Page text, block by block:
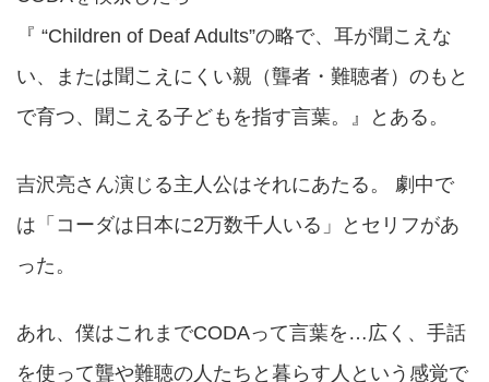
『 “Children of Deaf Adults”の略で、耳が聞こえな
い、または聞こえにくい親（聾者・難聴者）のもと
で育つ、聞こえる子どもを指す言葉。』とある。
吉沢亮さん演じる主人公はそれにあたる。 劇中で
は「コーダは日本に2万数千人いる」とセリフがあ
った。
あれ、僕はこれまでCODAって言葉を…広く、手話
を使って聾や難聴の人たちと暮らす人という感覚で